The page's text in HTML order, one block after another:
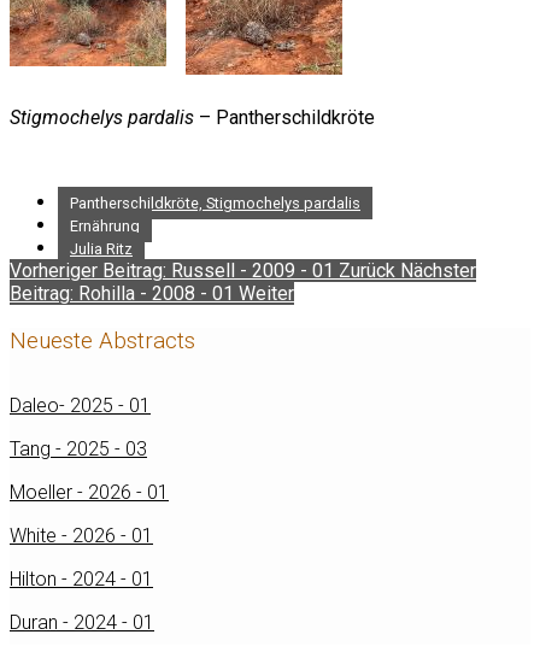
Stigmochelys pardalis – Pantherschildkröte
Pantherschildkröte, Stigmochelys pardalis
Ernährung
Julia Ritz
Vorheriger Beitrag: Russell - 2009 - 01 Zurück Nächster
Beitrag: Rohilla - 2008 - 01 Weiter
Neueste Abstracts
Daleo- 2025 - 01
Tang - 2025 - 03
Moeller - 2026 - 01
White - 2026 - 01
Hilton - 2024 - 01
Duran - 2024 - 01